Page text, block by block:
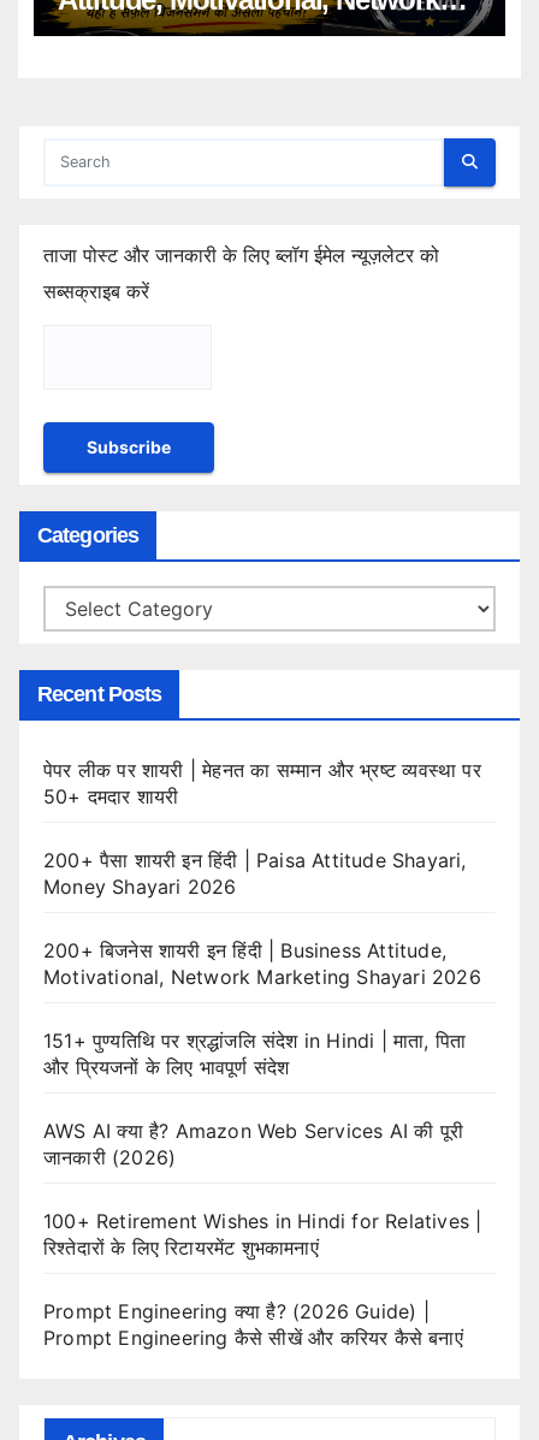
Marketing Shayari 2026
ताजा पोस्ट और जानकारी के लिए ब्लॉग ईमेल न्यूज़लेटर को
सब्सक्राइब करें
Categories
Categories
Recent Posts
पेपर लीक पर शायरी | मेहनत का सम्मान और भ्रष्ट व्यवस्था पर
50+ दमदार शायरी
200+ पैसा शायरी इन हिंदी | Paisa Attitude Shayari,
Money Shayari 2026
200+ बिजनेस शायरी इन हिंदी | Business Attitude,
Motivational, Network Marketing Shayari 2026
151+ पुण्यतिथि पर श्रद्धांजलि संदेश in Hindi | माता, पिता
और प्रियजनों के लिए भावपूर्ण संदेश
AWS AI क्या है? Amazon Web Services AI की पूरी
जानकारी (2026)
100+ Retirement Wishes in Hindi for Relatives |
रिश्तेदारों के लिए रिटायरमेंट शुभकामनाएं
Prompt Engineering क्या है? (2026 Guide) |
Prompt Engineering कैसे सीखें और करियर कैसे बनाएं